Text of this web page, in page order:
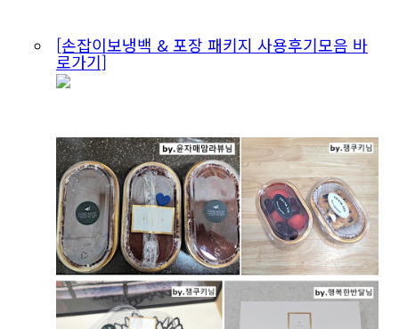
[손잡이보냉백 & 포장 패키지 사용후기모음 바
로가기]